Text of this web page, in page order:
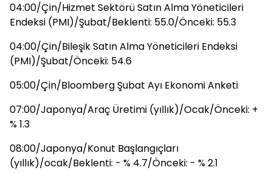
04:00/Çin/Hizmet Sektörü Satın Alma Yöneticileri
Endeksi (PMI)/Şubat/Beklenti: 55.0/Önceki: 55.3
04:00/Çin/Bileşik Satın Alma Yöneticileri Endeksi
(PMI)/Şubat/Önceki: 54.6
05:00/Çin/Bloomberg Şubat Ayı Ekonomi Anketi
07:00/Japonya/Araç Üretimi (yıllık)/Ocak/Önceki: +
% 1.3
08:00/Japonya/Konut Başlangıçları
(yıllık)/ocak/Beklenti: - % 4.7/Önceki: - % 2.1